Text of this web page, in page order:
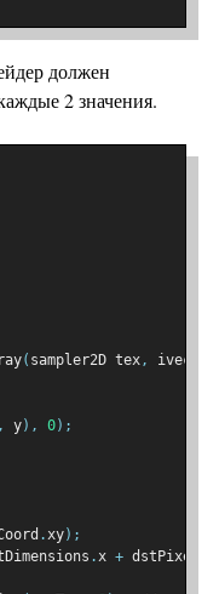
должен
2 значения.
( sampler2D tex,
ivec2
, y), 0);
.xy);
.x + dstPixel